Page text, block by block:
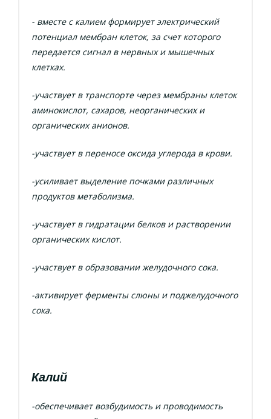
- вместе с калием формирует электрический
потенциал мембран клеток, за счет которого
передается сигнал в нервных и мышечных
клетках.
-участвует в транспорте через мембраны клеток
аминокислот, сахаров, неорганических и
органических анионов.
-участвует в переносе оксида углерода в крови.
-усиливает выделение почками различных
продуктов метаболизма.
-участвует в гидратации белков и растворении
органических кислот.
-участвует в образовании желудочного сока.
-активирует ферменты слюны и поджелудочного
сока.
Калий
-обеспечивает возбудимость и проводимость